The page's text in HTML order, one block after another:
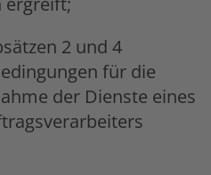
2 und 4
für die
der Dienste eines